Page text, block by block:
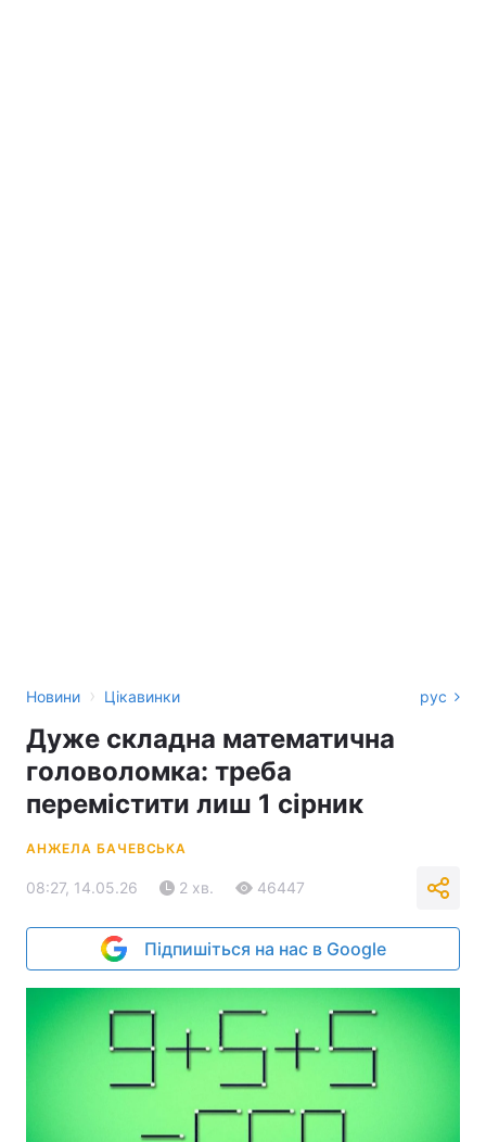
Новини › Цікавинки рус
Дуже складна математична
головоломка: треба
перемістити лиш 1 сірник
АНЖЕЛА БАЧЕВСЬКА
08:27, 14.05.26 2 хв. 46447
Підпишіться на нас в Google